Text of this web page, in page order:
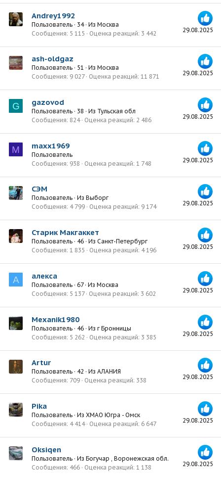
29.08.2025
Andrey1992
Пользователь · 34 · Из Москва
Сообщения 5 115 Оценка реакций 3 442
29.08.2025
ash-oldgaz
Пользователь · 51 · Из Москва
Сообщения 9 027 Оценка реакций 11 871
G
29.08.2025
gazovod
Пользователь · 38 · Из Тульская обл
Сообщения 824 Оценка реакций 2 486
M
29.08.2025
maxx1969
Пользователь
Сообщения 938 Оценка реакций 1 748
29.08.2025
СЭМ
Пользователь · Из Выборг
Сообщения 4 799 Оценка реакций 9 174
29.08.2025
Старик Макгаккет
Пользователь · 46 · Из Санкт-Петербург
Сообщения 1 835 Оценка реакций 4 196
А
29.08.2025
алекса
Пользователь · 67 · Из Москва
Сообщения 5 137 Оценка реакций 3 602
29.08.2025
Mexanik1980
Пользователь · 46 · Из г Бронницы
Сообщения 5 262 Оценка реакций 3 385
29.08.2025
Artur
Пользователь · 42 · Из АЛАНИЯ
Сообщения 709 Оценка реакций 338
29.08.2025
Pika
Пользователь · Из ХМАО Югра - Омск
Сообщения 4 414 Оценка реакций 6 647
29.08.2025
Oksiqen
Пользователь · Из Богучар , Воронежская обл.
Сообщения 466 Оценка реакций 1 138